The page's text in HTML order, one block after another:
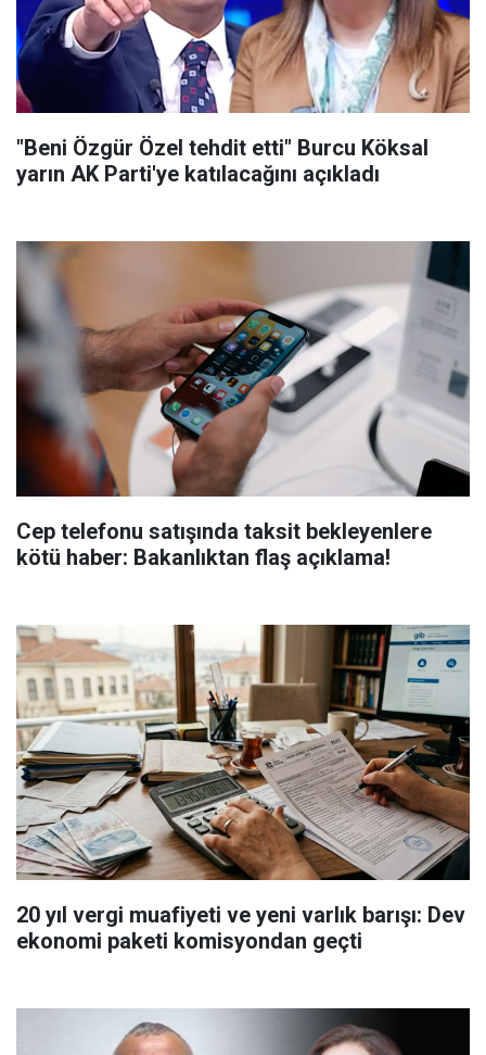
"Beni Özgür Özel tehdit etti" Burcu Köksal
yarın AK Parti'ye katılacağını açıkladı
Cep telefonu satışında taksit bekleyenlere
kötü haber: Bakanlıktan flaş açıklama!
20 yıl vergi muafiyeti ve yeni varlık barışı: Dev
ekonomi paketi komisyondan geçti